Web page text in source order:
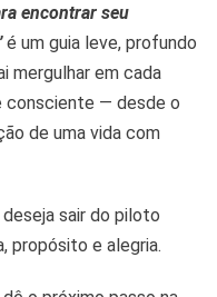
encontrar seu
é um guia leve, profundo
mergulhar em cada
consciente — desde o
de uma vida com
sair do piloto
propósito e alegria.